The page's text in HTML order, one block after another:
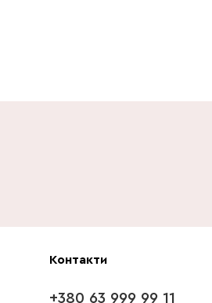
Контакти
+380 63 999 99 11